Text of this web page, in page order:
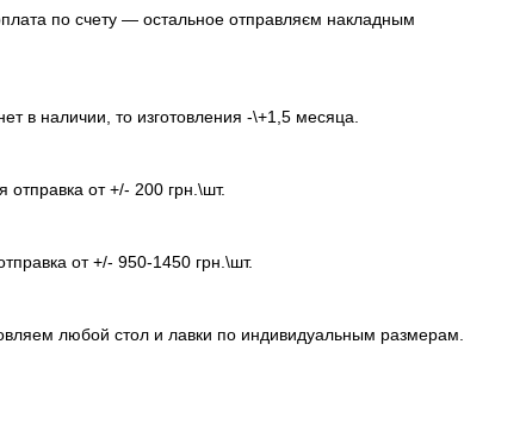
по счету — остальное отправляєм накладным
в наличии, то изготовления -\+1,5 месяца.
отправка от +/- 200 грн.\шт.
от +/- 950-1450 грн.\шт.
любой стол и лавки по индивидуальным размерам.